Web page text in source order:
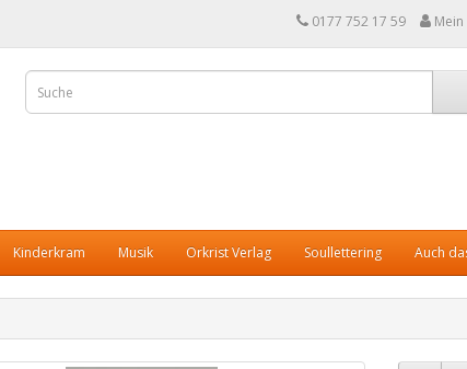
0177 752 17 59
Kinderkram Musik Orkrist Verlag Soullettering Auch